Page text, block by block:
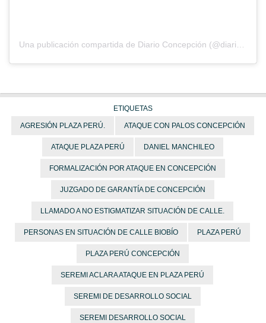
Una publicación compartida de Diario Concepción (@diarioconcepcion)
ETIQUETAS
AGRESIÓN PLAZA PERÚ. ATAQUE CON PALOS CONCEPCIÓN
ATAQUE PLAZA PERÚ DANIEL MANCHILEO
FORMALIZACIÓN POR ATAQUE EN CONCEPCIÓN
JUZGADO DE GARANTÍA DE CONCEPCIÓN
LLAMADO A NO ESTIGMATIZAR SITUACIÓN DE CALLE.
PERSONAS EN SITUACIÓN DE CALLE BIOBÍO PLAZA PERÚ
PLAZA PERÚ CONCEPCIÓN
SEREMI ACLARA ATAQUE EN PLAZA PERÚ
SEREMI DE DESARROLLO SOCIAL
SEREMI DESARROLLO SOCIAL